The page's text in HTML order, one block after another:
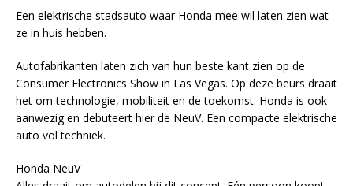
Een elektrische stadsauto waar Honda mee wil laten zien wat
ze in huis hebben.
Autofabrikanten laten zich van hun beste kant zien op de
Consumer Electronics Show in Las Vegas. Op deze beurs draait
het om technologie, mobiliteit en de toekomst. Honda is ook
aanwezig en debuteert hier de NeuV. Een compacte elektrische
auto vol techniek.
Honda NeuV